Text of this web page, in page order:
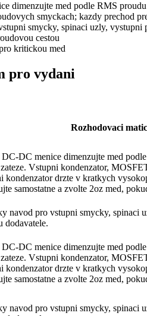
dimenzujte med podle RMS
smyckach; kazdy prechod
smycky, spinaci uzly, vystupni
cestou
kritickou med
pro vydani
Rozhodovaci
DC menice dimenzujte med
Vstupni kondenzator,
kondenzator drzte v kratkych
samostatne a zvolte 2oz med,
navod pro vstupni smycky, spinaci
dodavatele.
DC menice dimenzujte med
Vstupni kondenzator,
kondenzator drzte v kratkych
samostatne a zvolte 2oz med,
navod pro vstupni smycky, spinaci